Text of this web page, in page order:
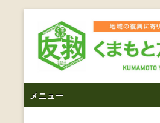
ス
くまもと友救
の復興に寄り
し代表松岡亮太を中心に、熊本地
復興・生活再建を目的に活動して
イ
メニュー